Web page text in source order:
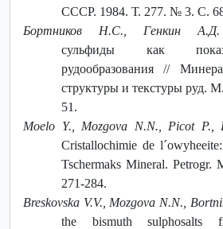
СССР. 1984. Т. 277. № 3. С.
Бортников Н.С., Генкин А.Д.
сульфиды как
рудообразования //
структуры и текстуры руд.
51.
Moelo Y., Mozgova N.N., Picot P.,
Cristallochimie de
Tschermaks Mineral. Petrogr.
271-284.
Breskovska V.V., Mozgova N.N.,
the bismuth sulphosalts